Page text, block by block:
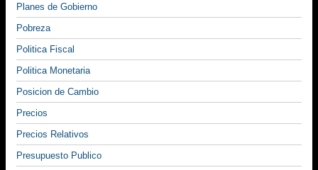
Planes de Gobierno
Pobreza
Politica Fiscal
Politica Monetaria
Posicion de Cambio
Precios
Precios Relativos
Presupuesto Publico